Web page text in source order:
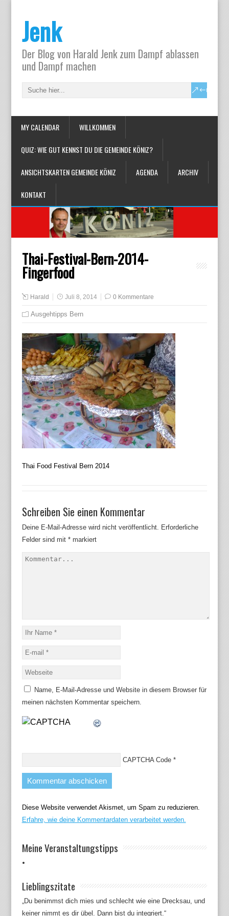
Jenk
Der Blog von Harald Jenk zum Dampf ablassen
und Dampf machen
MY CALENDAR WILLKOMMEN
QUIZ: WIE GUT KENNST DU DIE GEMEINDE KÖNIZ?
ANSICHTSKARTEN GEMEINDE KÖNIZ AGENDA ARCHIV
KONTAKT
Thai-Festival-Bern-2014-
Fingerfood
Harald Juli 8, 2014 0 Kommentare
Ausgehtipps Bern
Thai Food Festival Bern 2014
Schreiben Sie einen Kommentar
Deine E-Mail-Adresse wird nicht veröffentlicht. Erforderliche
Felder sind mit *markiert
Name, E-Mail-Adresse und Website in diesem Browser für
meinen nächsten Kommentar speichern.
CAPTCHA Code*
Diese Website verwendet Akismet, um Spam zu reduzieren.
Erfahre, wie deine Kommentardaten verarbeitet werden.
Meine Veranstaltungstipps
Lieblingszitate
„Du benimmst dich mies und schlecht wie eine Drecksau, und
keiner nimmt es dir übel. Dann bist du integriert.“